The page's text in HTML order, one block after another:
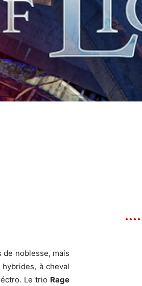
de noblesse, mais
à cheval
Le trio Rage